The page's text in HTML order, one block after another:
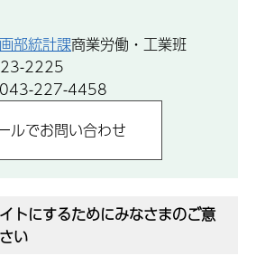
部統計課商業労働・工業班
2225
043-227-4458
トにするためにみなさまのご意
い